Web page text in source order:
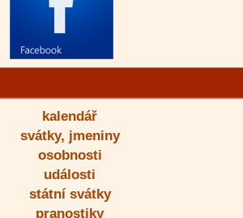
kalendář
svátky, jmeniny
osobnosti
události
státní svátky
pranostiky